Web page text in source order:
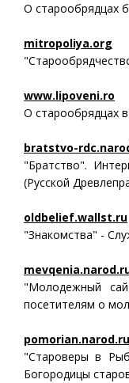
О старообрядцах
mitropoliya.org
www.lipoveni.ro
О старообрядцах
bratstvo-
"Братство".
(Русской
oldbelief.wallst.ru
"Знакомства" -
"Молодежный
посетителям о
pomorian.narod.ru
"Староверы в
Богородицы